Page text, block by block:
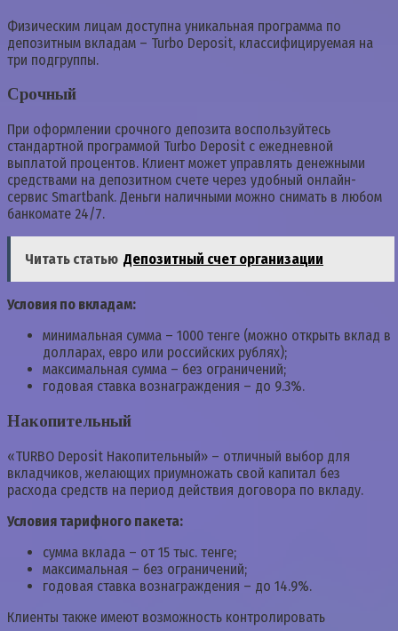
Физическим лицам доступна уникальная программа по
депозитным вкладам – Turbo Deposit, классифицируемая на
три подгруппы.
Срочный
При оформлении срочного депозита воспользуйтесь
стандартной программой Turbo Deposit с ежедневной
выплатой процентов. Клиент может управлять денежными
средствами на депозитном счете через удобный онлайн-
сервис Smartbank. Деньги наличными можно снимать в любом
банкомате 24/7.
Читать статью Депозитный счет организации
Условия по вкладам:
минимальная сумма – 1000 тенге (можно открыть вклад в
долларах, евро или российских рублях);
максимальная сумма – без ограничений;
годовая ставка вознаграждения – до 9.3%.
Накопительный
«TURBO Deposit Накопительный» – отличный выбор для
вкладчиков, желающих приумножать свой капитал без
расхода средств на период действия договора по вкладу.
Условия тарифного пакета:
сумма вклада – от 15 тыс. тенге;
максимальная – без ограничений;
годовая ставка вознаграждения – до 14.9%.
Клиенты также имеют возможность контролировать